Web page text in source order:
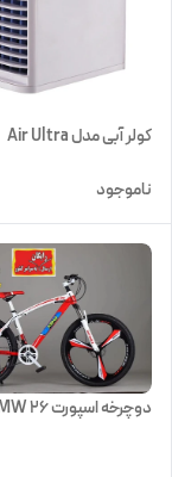
کولر آبی مدل Air Ultra
ناموجود
دوچرخه اسپورت 26 BMW خفاشی